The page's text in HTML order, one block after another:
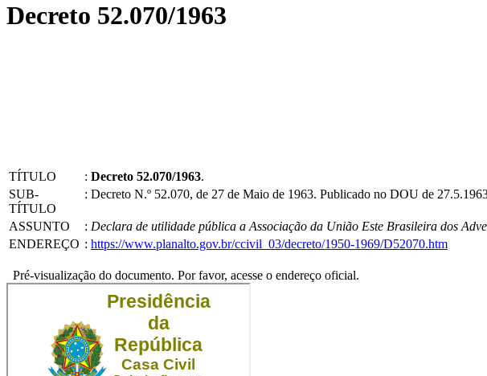
Decreto 52.070/1963
TÍTULO : Decreto 52.070/1963.
SUB-
TÍTULO
: Decreto N.º 52.070, de 27 de Maio de 1963. Publicado no DOU de
ASSUNTO : Declara de utilidade pública a Associação da União Este Brasileira dos
ENDEREÇO : https://www.planalto.gov.br/ccivil_03/decreto/1950-1969/D52070.htm
Pré-visualização do documento. Por favor, acesse o endereço oficial.